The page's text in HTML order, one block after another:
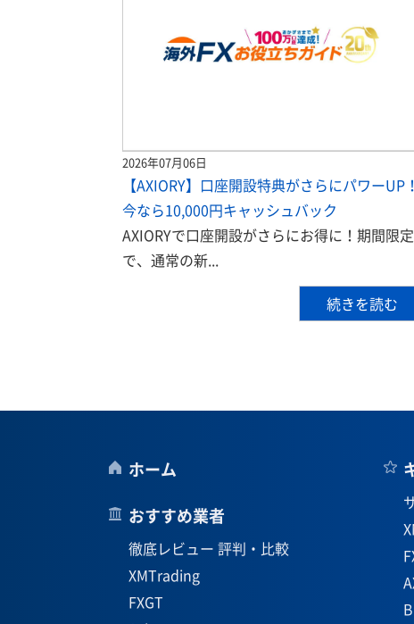
2026年07月06日
【AXIORY】口座開設特典がさらにパワーUP！
今なら10,000円キャッシュバック
AXIORYで口座開設がさらにお得に！期間限定
で、通常の新...
続きを読む
ホーム
おすすめ業者
徹底レビュー 評判・比較
XMTrading
FXGT